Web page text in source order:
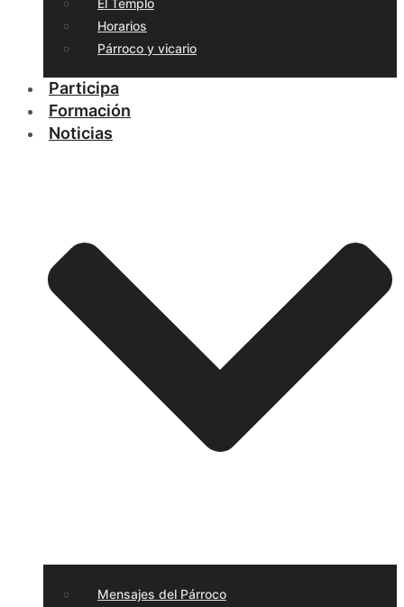
Horarios
Párroco y vicario
Participa
Formación
Noticias
Mensajes del Párroco